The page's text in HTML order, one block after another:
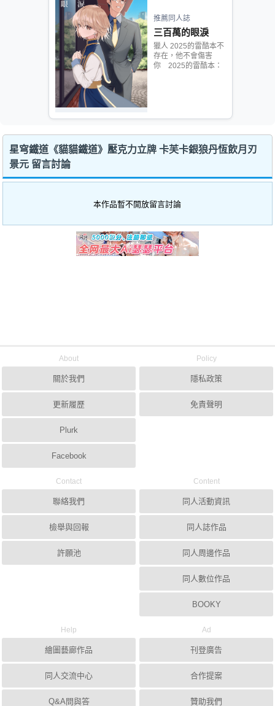
推薦同人誌
三百萬的眼淚
獵人 2025的雷酷本不
存在，他不會傷害
你 2025的雷酷本：
星穹鐵道《貓貓鐵道》壓克力立牌 卡芙卡銀狼丹恆飲月刃
景元 留言討論
本作品暫不開放留言討論
About
關於我們
更新履歷
Plurk
Facebook
Policy
隱私政策
免責聲明
Contact
聯絡我們
檢舉與回報
許願池
Content
同人活動資訊
同人誌作品
同人周邊作品
同人數位作品
BOOKY
Help
繪圖藝廊作品
同人交流中心
Q&A問與答
Ad
刊登廣告
合作提案
贊助我們